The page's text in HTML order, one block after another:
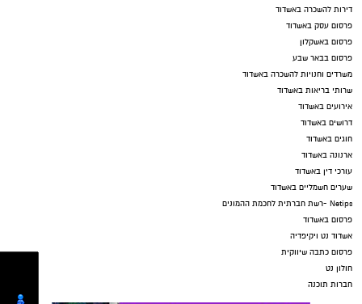
דירות להשכרה באשדוד
פרסום עסק באשדוד
פרסום באשקלון
פרסום בבאר שבע
משרדים וחנויות להשכרה באשדוד
שרותי בריאות באשדוד
אירועים באשדוד
דרושים באשדוד
חוגים באשדוד
ארנונה באשדוד
עורכי דין באשדוד
שערים חשמליים באשדוד
Netips -רשת חברתית לחכמת ההמונים
פרסום באשדוד
אשדוד נט ויקיפדיה
פרסום כתבה שיווקית
חולון נט
חברות תוכנה